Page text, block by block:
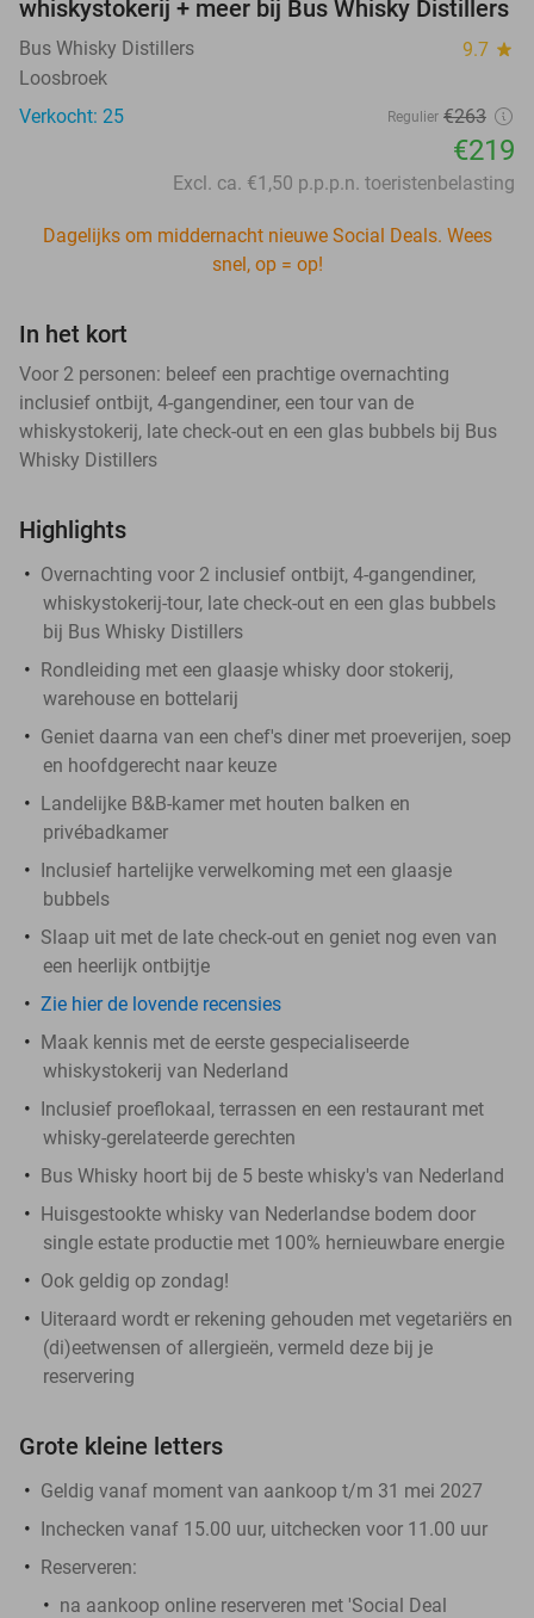
whiskystokerij + meer bij Bus Whisky Distillers
Bus Whisky Distillers 9.7 star
Loosbroek
Verkocht: 25
Regulier €263
€219
Excl. ca. €1,50 p.p.p.n. toeristenbelasting
Dagelijks om middernacht nieuwe Social Deals. Wees
snel, op = op!
In het kort
Voor 2 personen: beleef een prachtige overnachting
inclusief ontbijt, 4-gangendiner, een tour van de
whiskystokerij, late check-out en een glas bubbels bij Bus
Whisky Distillers
Highlights
Overnachting voor 2 inclusief ontbijt, 4-gangendiner,
whiskystokerij-tour, late check-out en een glas bubbels
bij Bus Whisky Distillers
Rondleiding met een glaasje whisky door stokerij,
warehouse en bottelarij
Geniet daarna van een chef's diner met proeverijen, soep
en hoofdgerecht naar keuze
Landelijke B&B-kamer met houten balken en
privébadkamer
Inclusief hartelijke verwelkoming met een glaasje
bubbels
Slaap uit met de late check-out en geniet nog even van
een heerlijk ontbijtje
Zie hier de lovende recensies
Maak kennis met de eerste gespecialiseerde
whiskystokerij van Nederland
Inclusief proeflokaal, terrassen en een restaurant met
whisky-gerelateerde gerechten
Bus Whisky hoort bij de 5 beste whisky's van Nederland
Huisgestookte whisky van Nederlandse bodem door
single estate productie met 100% hernieuwbare energie
Ook geldig op zondag!
Uiteraard wordt er rekening gehouden met vegetariërs en
(di)eetwensen of allergieën, vermeld deze bij je
reservering
Grote kleine letters
Geldig vanaf moment van aankoop t/m 31 mei 2027
Inchecken vanaf 15.00 uur, uitchecken voor 11.00 uur
Reserveren:
na aankoop online reserveren met 'Social Deal